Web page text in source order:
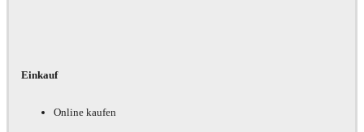
Einkauf
Online kaufen